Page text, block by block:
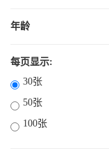
1人
3人
4人
多人
年龄
全部10岁以下
部分18岁以下
全部18岁以下
18岁以上
每页显示:
30张
50张
100张